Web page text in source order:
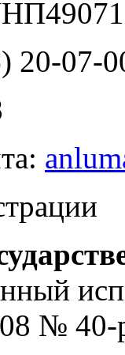
20-07-
№